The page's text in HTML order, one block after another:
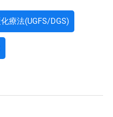
療法(UGFS/DGS)